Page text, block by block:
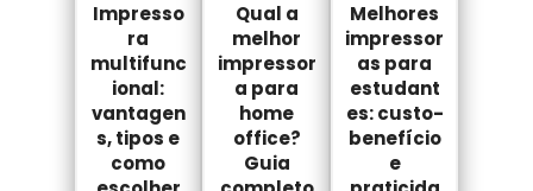
Impresso
ra
multifunc
ional:
vantagen
s, tipos e
como
Qual a
melhor
impressor
a para
home
office?
Guia
Melhores
impressor
as para
estudant
es: custo-
benefício
e